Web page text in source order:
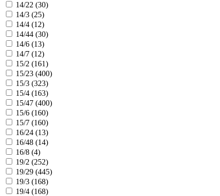
14/22 (30)
14/3 (25)
14/4 (12)
14/44 (30)
14/6 (13)
14/7 (12)
15/2 (161)
15/23 (400)
15/3 (323)
15/4 (163)
15/47 (400)
15/6 (160)
15/7 (160)
16/24 (13)
16/48 (14)
16/8 (4)
19/2 (252)
19/29 (445)
19/3 (168)
19/4 (168)